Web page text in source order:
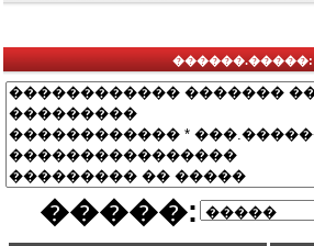
������.�����:
�����: